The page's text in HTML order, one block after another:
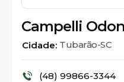
Campelli
Cidade: Tubarão-SC
(48) 99866-3344